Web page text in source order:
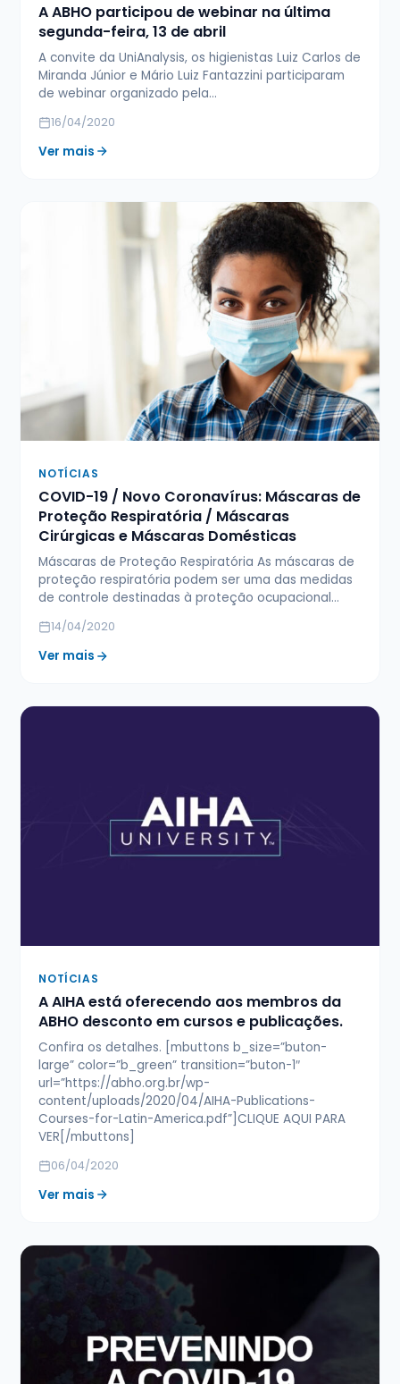
A ABHO participou de webinar na última
segunda-feira, 13 de abril
A convite da UniAnalysis, os higienistas Luiz Carlos de
Miranda Júnior e Mário Luiz Fantazzini participaram
de webinar organizado pela…
16/04/2020
Ver mais
NOTÍCIAS
COVID-19 / Novo Coronavírus: Máscaras de
Proteção Respiratória / Máscaras
Cirúrgicas e Máscaras Domésticas
Máscaras de Proteção Respiratória As máscaras de
proteção respiratória podem ser uma das medidas
de controle destinadas à proteção ocupacional…
14/04/2020
Ver mais
NOTÍCIAS
A AIHA está oferecendo aos membros da
ABHO desconto em cursos e publicações.
Confira os detalhes. [mbuttons b_size=”buton-
large” color=”b_green” transition=”buton-1″
url=”https://abho.org.br/wp-
content/uploads/2020/04/AIHA-Publications-
Courses-for-Latin-America.pdf”]CLIQUE AQUI PARA
VER[/mbuttons]
06/04/2020
Ver mais